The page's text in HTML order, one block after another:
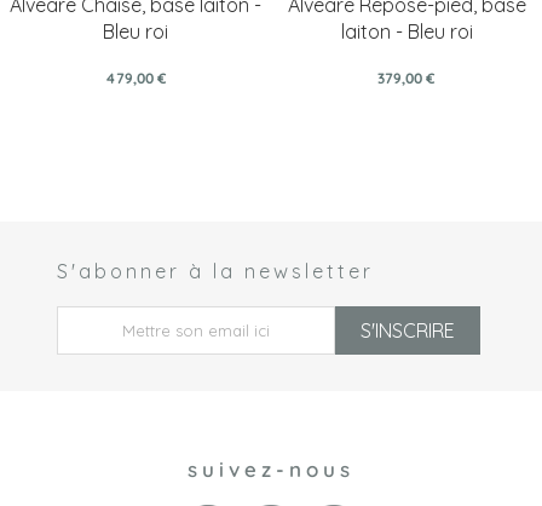
Bleu roi
479,00 €
laiton - Bleu roi
379,00 €
S'abonner à la newsletter
S'INSCRIRE
suivez-nous